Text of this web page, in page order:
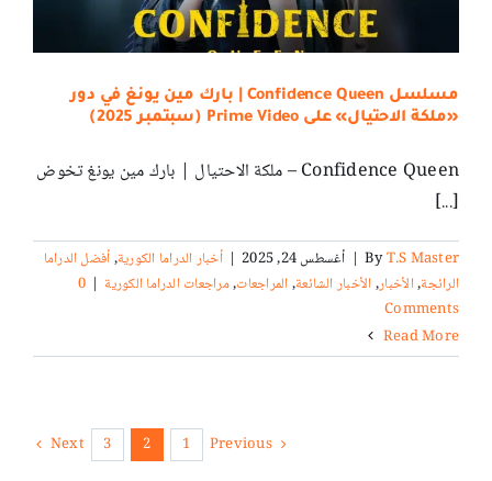
مسلسل Confidence Queen | بارك مين يونغ في دور
«ملكة الاحتيال» على Prime Video (سبتمبر 2025)
Confidence Queen – ملكة الاحتيال | بارك مين يونغ تخوض
[...]
ByT.S Master
| أغسطس 24, 2025 | أخبار الدراما الكورية,أفضل الدراما
الرائجة,الأخبار,الأخبار الشائعة,المراجعات,مراجعات الدراما الكورية |
0
Comments
Read More
Previous
1
2
3
Next